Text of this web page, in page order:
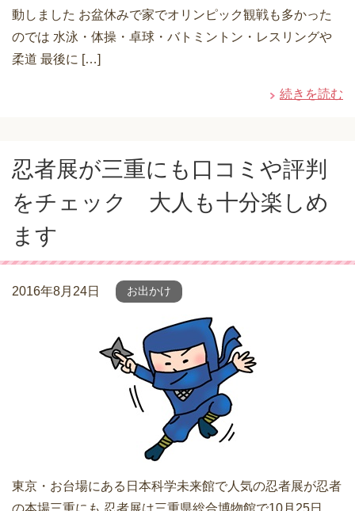
動しました お盆休みで家でオリンピック観戦も多かった
のでは 水泳・体操・卓球・バトミントン・レスリングや
柔道 最後に […]
続きを読む
忍者展が三重にも口コミや評判
をチェック 大人も十分楽しめ
ます
2016年8月24日 お出かけ
東京・お台場にある日本科学未来館で人気の忍者展が忍者
の本場三重にも 忍者展は三重県総合博物館で10月25日